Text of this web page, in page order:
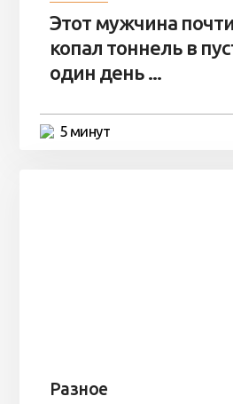
Этот мужчина
копал тоннель в
один день ...
5 минут
Разное